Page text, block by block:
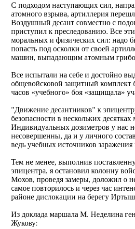
С подходом наступающих сил,
атомного взрыва, артиллерия
Воздушный десант совместно с
приступил к преследованию. Все
моральных и физических сил: надо
попасть под осколки от своей
машин, выпадающим атомным
Все испытали на себе и достойно
общевойсковой защитный комплект
часов «учебного» боя «защищала»
"Движение десантников" к
безопасности в нескольких
Индивидуальных дозиметров у нас
несовершенны, да и у личного
ведь учебных источников заражения
Тем не менее, выполнив
эпицентра, я остановил колонну
Мохов, проведя замеры, доложил о
самое повторилось и через час
районе дислокации на берегу
Из доклада маршала М. Неделина
Жукову: